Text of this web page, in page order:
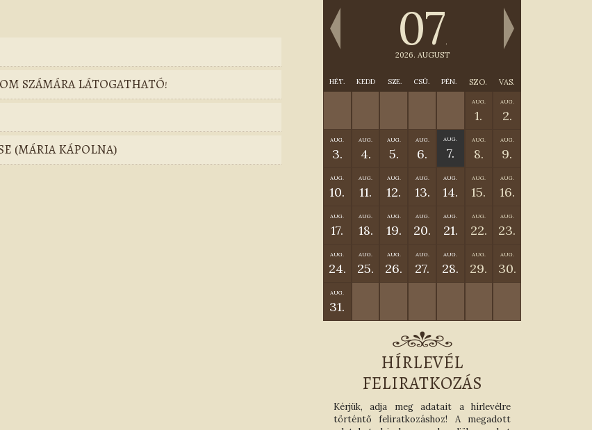
SZÁMÁRA LÁTOGATHATÓ!
(MÁRIA KÁPOLNA)
07.
2026. AUGUST
HÉT. KEDD SZE. CSÜ. PÉN. SZO. VAS.
AUG.
1.
AUG.
2.
AUG.
3.
AUG.
4.
AUG.
5.
AUG.
6.
AUG.
7.
AUG.
8.
AUG.
9.
AUG.
10.
AUG.
11.
AUG.
12.
AUG.
13.
AUG.
14.
AUG.
15.
AUG.
16.
AUG.
17.
AUG.
18.
AUG.
19.
AUG.
20.
AUG.
21.
AUG.
22.
AUG.
23.
AUG.
24.
AUG.
25.
AUG.
26.
AUG.
27.
AUG.
28.
AUG.
29.
AUG.
30.
AUG.
31.
HÍRLEVÉL
FELIRATKOZÁS
Kérjük, adja meg adatait a hírlevélre
történtő feliratkozáshoz! A megadott